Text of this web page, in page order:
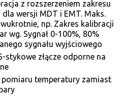
z rozszerzeniem zakresu
wersji MDT i EMT. Maks.
np. Zakres kalibracji
wg. Sygnał 0-100%, 80%
sygnału wyjściowego
stykowe złącze odporne na
pomiaru temperatury zamiast